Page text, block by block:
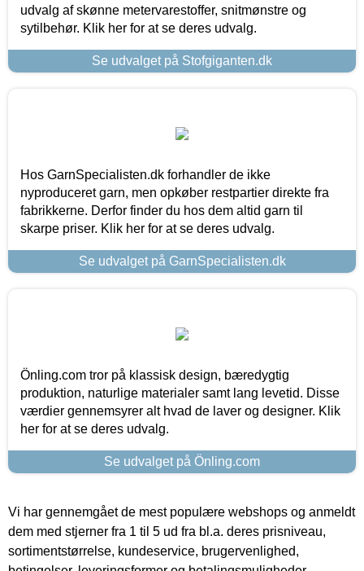
udvalg af skønne metervarestoffer, snitmønstre og
sytilbehør. Klik her for at se deres udvalg.
Se udvalget på Stofgiganten.dk
Hos GarnSpecialisten.dk forhandler de ikke
nyproduceret garn, men opkøber restpartier direkte fra
fabrikkerne. Derfor finder du hos dem altid garn til
skarpe priser. Klik her for at se deres udvalg.
Se udvalget på GarnSpecialisten.dk
Önling.com tror på klassisk design, bæredygtig
produktion, naturlige materialer samt lang levetid. Disse
værdier gennemsyrer alt hvad de laver og designer. Klik
her for at se deres udvalg.
Se udvalget på Önling.com
Vi har gennemgået de mest populære webshops og anmeldt
dem med stjerner fra 1 til 5 ud fra bl.a. deres prisniveau,
sortimentstørrelse, kundeservice, brugervenlighed,